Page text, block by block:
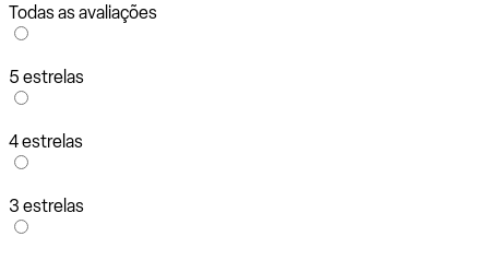
Todas as avaliações
5 estrelas
4 estrelas
3 estrelas